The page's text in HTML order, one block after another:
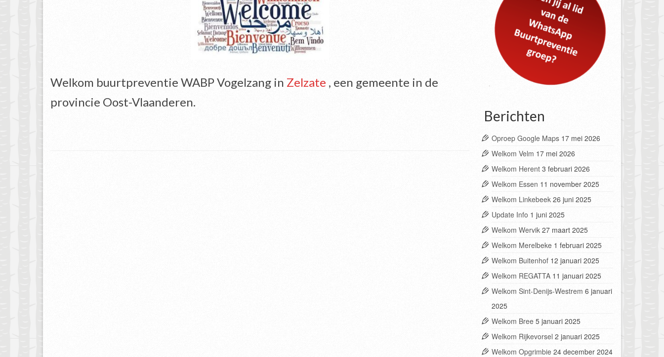
Welkom buurtpreventie WABP Vogelzang in Zelzate , een gemeente in de
provincie Oost-Vlaanderen.
Berichten
Oproep Google Maps 17 mei 2026
Welkom Velm 17 mei 2026
Welkom Herent 3 februari 2026
Welkom Essen 11 november 2025
Welkom Linkebeek 26 juni 2025
Update Info 1 juni 2025
Welkom Wervik 27 maart 2025
Welkom Merelbeke 1 februari 2025
Welkom Buitenhof 12 januari 2025
Welkom REGATTA 11 januari 2025
Welkom Sint-Denijs-Westrem 6 januari
2025
Welkom Bree 5 januari 2025
Welkom Rijkevorsel 2 januari 2025
Welkom Opgrimbie 24 december 2024